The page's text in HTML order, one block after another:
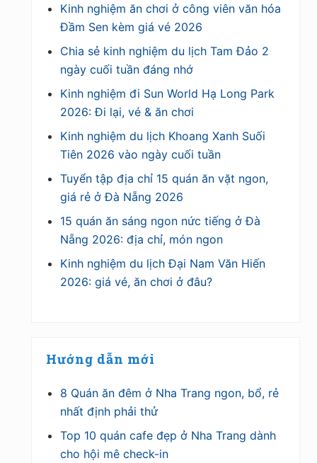
Kinh nghiệm ăn chơi ở công viên văn hóa
Đầm Sen kèm giá vé 2026
Chia sẻ kinh nghiệm du lịch Tam Đảo 2
ngày cuối tuần đáng nhớ
Kinh nghiệm đi Sun World Hạ Long Park
2026: Đi lại, vé & ăn chơi
Kinh nghiệm du lịch Khoang Xanh Suối
Tiên 2026 vào ngày cuối tuần
Tuyển tập địa chỉ 15 quán ăn vặt ngon,
giá rẻ ở Đà Nẵng 2026
15 quán ăn sáng ngon nức tiếng ở Đà
Nẵng 2026: địa chỉ, món ngon
Kinh nghiệm du lịch Đại Nam Văn Hiến
2026: giá vé, ăn chơi ở đâu?
Hướng dẫn mới
8 Quán ăn đêm ở Nha Trang ngon, bổ, rẻ
nhất định phải thử
Top 10 quán cafe đẹp ở Nha Trang dành
cho hội mê check-in